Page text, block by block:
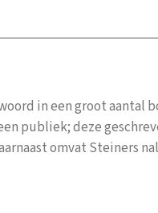
in een groot aantal
publiek; deze
omvat Steiners